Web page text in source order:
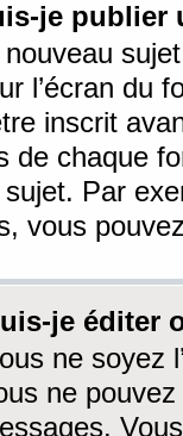
je
l’écran du
inscrit
de chaque
Par
vous
je éditer
ne soyez
ne